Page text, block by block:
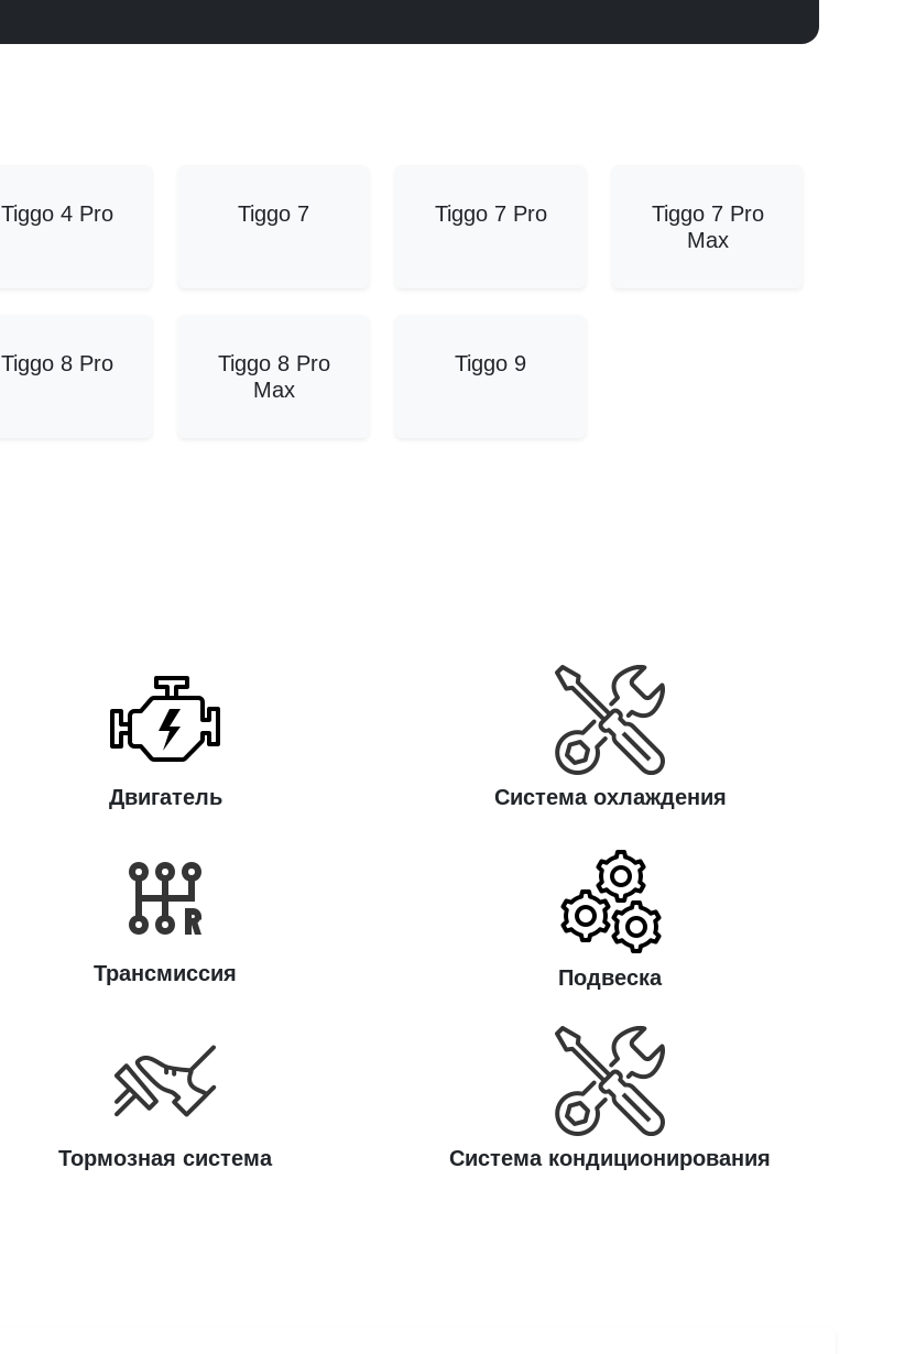
Tiggo 4 Pro Tiggo 7 Tiggo 7 Pro
Tiggo 7 Pro
Max
Tiggo 8 Pro
Tiggo 8 Pro
Max
Tiggo 9
Двигатель Система охлаждения
Трансмиссия Подвеска
Тормозная система Cистема кондиционирования